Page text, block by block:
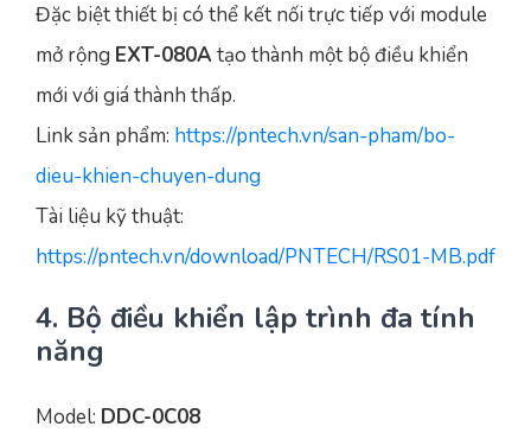
Đặc biệt thiết bị có thể kết nối trực tiếp với module
mở rộng EXT-080A tạo thành một bộ điều khiển
mới với giá thành thấp.
Link sản phẩm: https://pntech.vn/san-pham/bo-
dieu-khien-chuyen-dung
Tài liệu kỹ thuật:
https://pntech.vn/download/PNTECH/RS01-MB.pdf
4. Bộ điều khiển lập trình đa tính
năng
Model: DDC-0C08